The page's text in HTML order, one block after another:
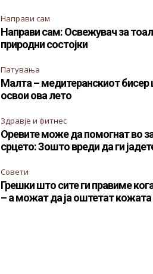
Направи сам
Направи сам: Освежувач за
природни состојки
Патувања
Малта – медитеранскиот бисер
освои ова лето
Здравје и фитнес
Оревите може да помогнат во
срцето: Зошто вреди да ги
Совети
Грешки што сите ги правиме
– а можат да ја оштетат кожата